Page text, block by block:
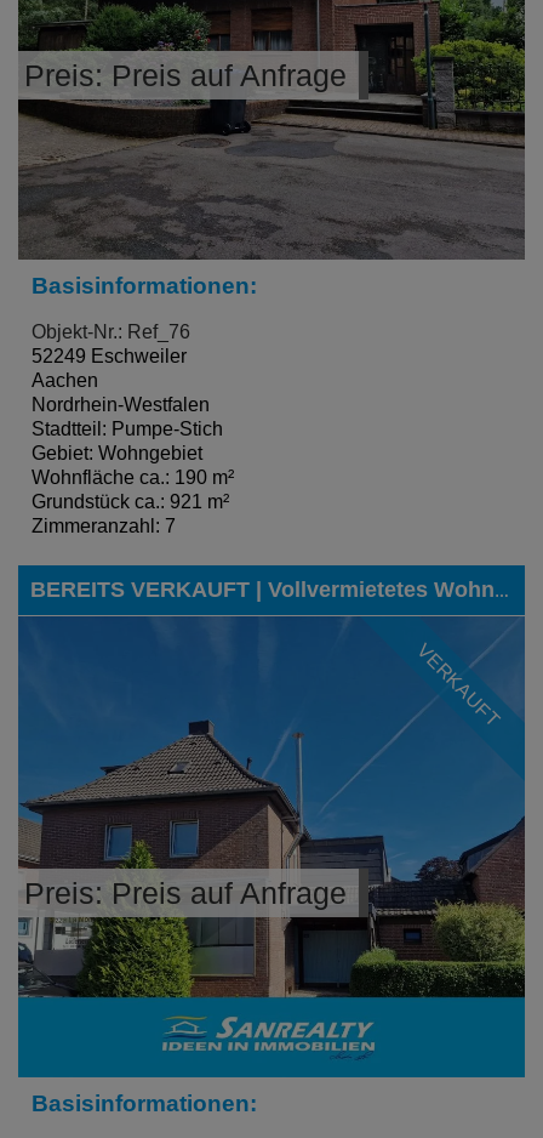
Basisinformationen:
Objekt-Nr.: Ref_76
52249 Eschweiler
Aachen
Nordrhein-Westfalen
Stadtteil: Pumpe-Stich
Gebiet: Wohngebiet
Preis: Preis auf Anfrage
Wohnfläche ca.: 190 m²
Grundstück ca.: 921 m²
Zimmeranzahl: 7
BEREITS VERKAUFT | Vollvermietetes Wohn- und Geschäftshaus mit neun Garagen in Eschweiler-Hücheln
VERKAUFT
Basisinformationen:
Preis: Preis auf Anfrage